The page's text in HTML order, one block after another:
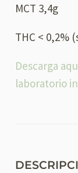
MCT 3,4g
THC < 0,2%
Descarga
laboratorio